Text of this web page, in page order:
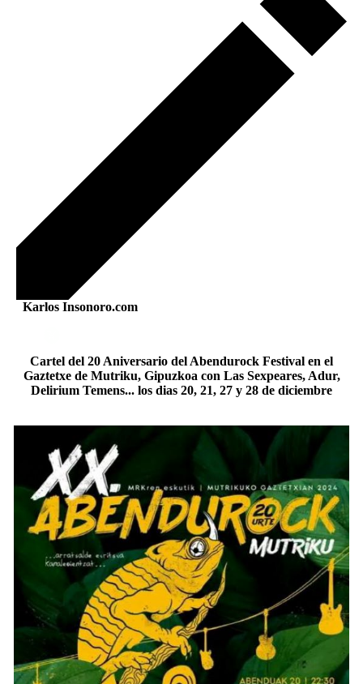
Karlos Insonoro.com
Cartel del 20 Aniversario del Abendurock Festival en el
Gaztetxe de Mutriku, Gipuzkoa con Las Sexpeares, Adur,
Delirium Temens... los dias 20, 21, 27 y 28 de diciembre